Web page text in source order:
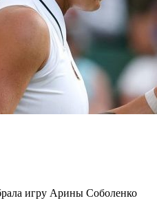
игру Арины Соболенко